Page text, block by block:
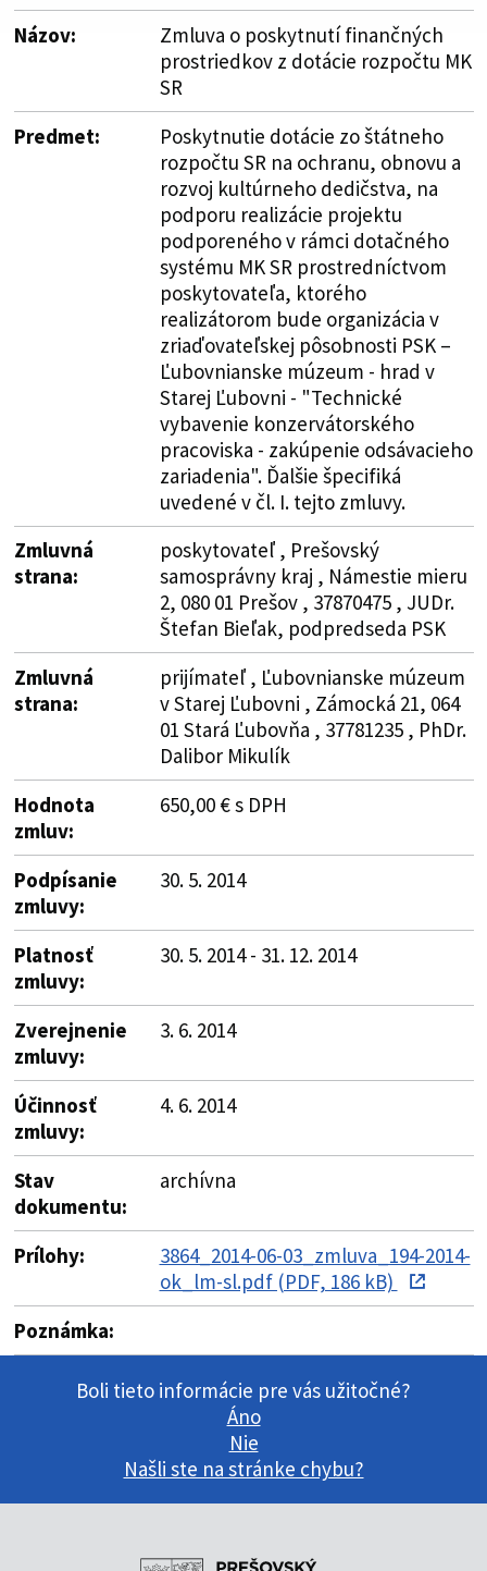
Názov:
Zmluva o poskytnutí finančných
prostriedkov z dotácie rozpočtu MK
SR
Predmet:
Poskytnutie dotácie zo štátneho
rozpočtu SR na ochranu, obnovu a
rozvoj kultúrneho dedičstva, na
podporu realizácie projektu
podporeného v rámci dotačného
systému MK SR prostredníctvom
poskytovateľa, ktorého
realizátorom bude organizácia v
zriaďovateľskej pôsobnosti PSK –
Ľubovnianske múzeum - hrad v
Starej Ľubovni - "Technické
vybavenie konzervátorského
pracoviska - zakúpenie odsávacieho
zariadenia". Ďalšie špecifiká
uvedené v čl. I. tejto zmluvy.
Zmluvná
strana:
poskytovateľ , Prešovský
samosprávny kraj , Námestie mieru
2, 080 01 Prešov , 37870475 , JUDr.
Štefan Bieľak, podpredseda PSK
Zmluvná
strana:
prijímateľ , Ľubovnianske múzeum
v Starej Ľubovni , Zámocká 21, 064
01 Stará Ľubovňa , 37781235 , PhDr.
Dalibor Mikulík
Hodnota
zmluv:
650,00 € s DPH
Podpísanie
zmluvy:
30. 5. 2014
Platnosť
zmluvy:
30. 5. 2014 - 31. 12. 2014
Zverejnenie
zmluvy:
3. 6. 2014
Účinnosť
zmluvy:
4. 6. 2014
Stav
dokumentu:
archívna
Prílohy:
3864_2014-06-03_zmluva_194-2014-
ok_lm-sl.pdf (PDF, 186 kB)
Poznámka:
Boli tieto informácie pre vás užitočné?
Áno
Nie
Našli ste na stránke chybu?